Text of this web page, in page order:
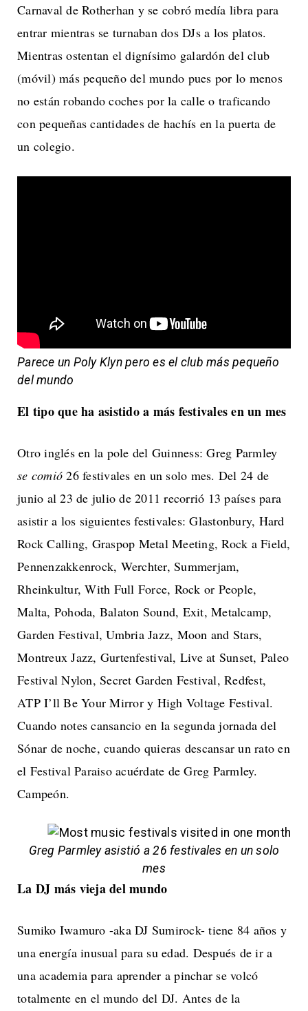
Carnaval de Rotherhan y se cobró medía libra para
entrar mientras se turnaban dos DJs a los platos.
Mientras ostentan el dignísimo galardón del club
(móvil) más pequeño del mundo pues por lo menos
no están robando coches por la calle o traficando
con pequeñas cantidades de hachís en la puerta de
un colegio.
Parece un Poly Klyn pero es el club más pequeño
del mundo
El tipo que ha asistido a más festivales en un mes
Otro inglés en la pole del Guinness: Greg Parmley
se comió 26 festivales en un solo mes. Del 24 de
junio al 23 de julio de 2011 recorrió 13 países para
asistir a los siguientes festivales: Glastonbury, Hard
Rock Calling, Graspop Metal Meeting, Rock a Field,
Pennenzakkenrock, Werchter, Summerjam,
Rheinkultur, With Full Force, Rock or People,
Malta, Pohoda, Balaton Sound, Exit, Metalcamp,
Garden Festival, Umbria Jazz, Moon and Stars,
Montreux Jazz, Gurtenfestival, Live at Sunset, Paleo
Festival Nylon, Secret Garden Festival, Redfest,
ATP I’ll Be Your Mirror y High Voltage Festival.
Cuando notes cansancio en la segunda jornada del
Sónar de noche, cuando quieras descansar un rato en
el Festival Paraiso acuérdate de Greg Parmley.
Campeón.
Greg Parmley asistió a 26 festivales en un solo
mes
La DJ más vieja del mundo
Sumiko Iwamuro -aka DJ Sumirock- tiene 84 años y
una energía inusual para su edad. Después de ir a
una academia para aprender a pinchar se volcó
totalmente en el mundo del DJ. Antes de la